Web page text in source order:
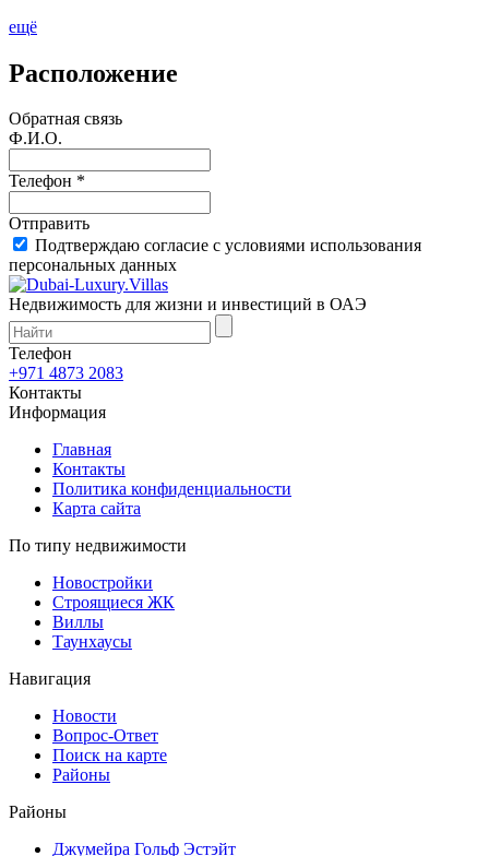
ещё
Расположение
Обратная связь
Ф.И.О.
Телефон *
Отправить
Подтверждаю согласие с условиями использования
персональных данных
Недвижимость для жизни и инвестиций в ОАЭ
Телефон
+971 4873 2083
Контакты
Информация
Главная
Контакты
Политика конфиденциальности
Карта сайта
По типу недвижимости
Новостройки
Строящиеся ЖК
Виллы
Таунхаусы
Навигация
Новости
Вопрос-Ответ
Поиск на карте
Районы
Районы
Джумейра Гольф Эстэйт